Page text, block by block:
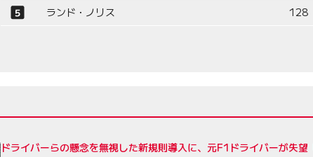
ランド・ノリス
128
ドライバーらの懸念を無視した新規則導入に、元F1ドライバーが失